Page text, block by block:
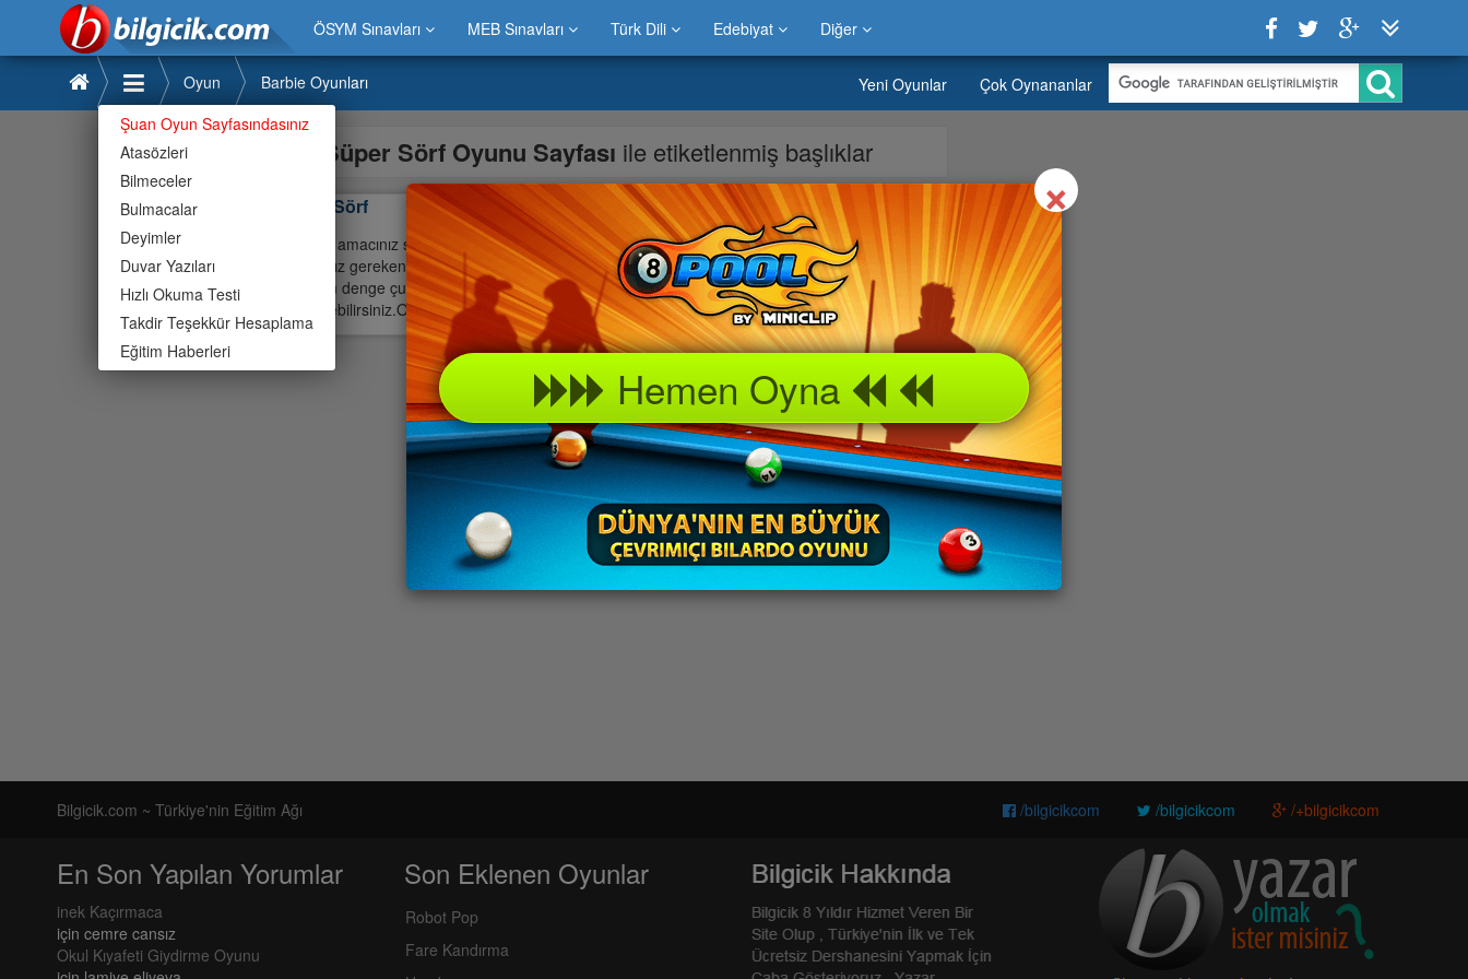
ÖSYM Sınavları MEB Sınavları Türk Dili Edebiyat Diğer
Şuan Oyun Sayfasındasınız
Atasözleri
Bilmeceler
Bulmacalar
Deyimler
Duvar Yazıları
Hızlı Okuma Testi
Takdir Teşekkür Hesaplama
Eğitim Haberleri
Oyun Barbie Oyunları Yeni Oyunlar Çok Oynananlar
Süper Sörf Oyunu Sayfası ile etiketlenmiş başlıklar
Süper Sörf
Oyunda amacınız sörfçü kızımızı olabildiğince sörf tahtasının üzerinde tutmak , bunun için
yapmanız gerekenler oyun başladıktan sonra klavyedeki yön tuşları ile kızın üst kısmında
gözüken denge çubuğunda tutmak engeller geldiğinde ise klavyedeki yukarı aşağı tuşu ile yer
değiştirebilirsiniz.Oyun her bölüm ilerledikçe daha zorlu ve eğlenceli bir hal alacaktır.
Bilgicik.com ~ Türkiye'nin Eğitim Ağı /bilgicikcom /bilgicikcom /+bilgicikcom
En Son Yapılan Yorumlar
inek Kaçırmaca
için cemre cansız
Okul Kıyafeti Giydirme Oyunu
Son Eklenen Oyunlar
Robot Pop
Fare Kandırma
×Close
Hemen Oyna